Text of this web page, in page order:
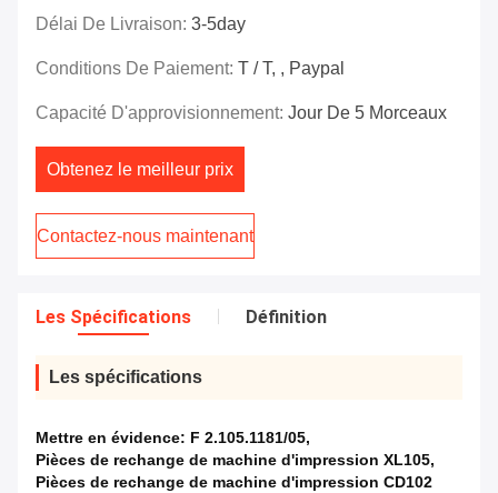
Délai De Livraison: 3-5day
Conditions De Paiement: T / T, , Paypal
Capacité D'approvisionnement: Jour De 5 Morceaux
Obtenez le meilleur prix
Contactez-nous maintenant
Les Spécifications Définition
Les spécifications
Mettre en évidence: F 2.105.1181/05,
Pièces de rechange de machine d'impression XL105,
Pièces de rechange de machine d'impression CD102